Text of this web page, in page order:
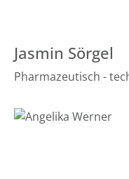
Jasmin Sörgel
Pharmazeutisch -